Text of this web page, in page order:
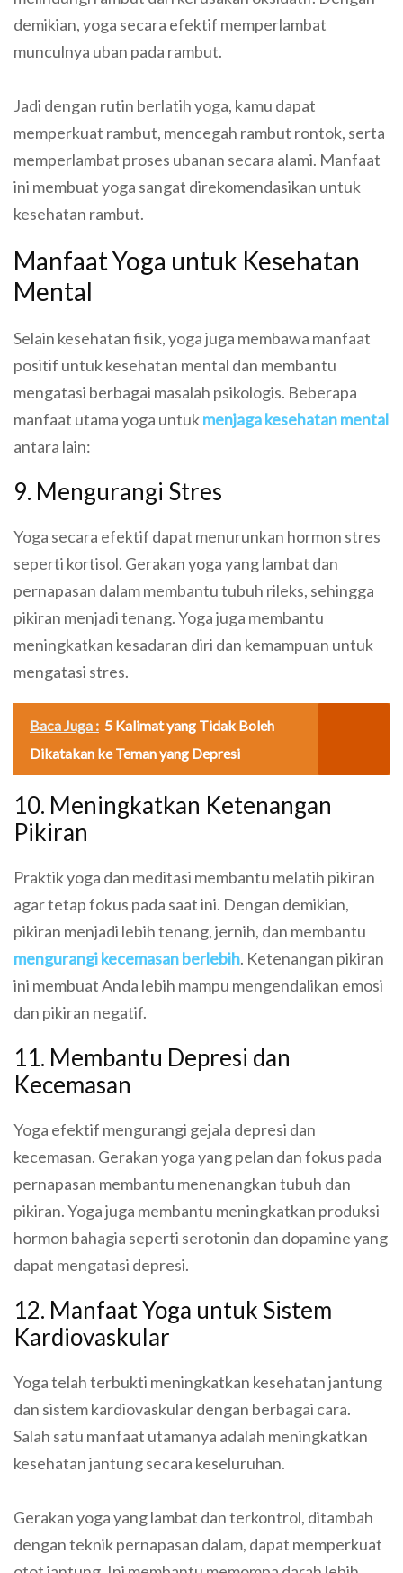
demikian, yoga secara efektif memperlambat
munculnya uban pada rambut.
Jadi dengan rutin berlatih yoga, kamu dapat
memperkuat rambut, mencegah rambut rontok, serta
memperlambat proses ubanan secara alami. Manfaat
ini membuat yoga sangat direkomendasikan untuk
kesehatan rambut.
Manfaat Yoga untuk Kesehatan
Mental
Selain kesehatan fisik, yoga juga membawa manfaat
positif untuk kesehatan mental dan membantu
mengatasi berbagai masalah psikologis. Beberapa
manfaat utama yoga untukmenjaga kesehatan mental
antara lain:
9. Mengurangi Stres
Yoga secara efektif dapat menurunkan hormon stres
seperti kortisol. Gerakan yoga yang lambat dan
pernapasan dalam membantu tubuh rileks, sehingga
pikiran menjadi tenang. Yoga juga membantu
meningkatkan kesadaran diri dan kemampuan untuk
mengatasi stres.
Baca Juga : 5 Kalimat yang Tidak Boleh
Dikatakan ke Teman yang Depresi
10. Meningkatkan Ketenangan
Pikiran
Praktik yoga dan meditasi membantu melatih pikiran
agar tetap fokus pada saat ini. Dengan demikian,
pikiran menjadi lebih tenang, jernih, dan membantu
mengurangi kecemasan berlebih. Ketenangan pikiran
ini membuat Anda lebih mampu mengendalikan emosi
dan pikiran negatif.
11. Membantu Depresi dan
Kecemasan
Yoga efektif mengurangi gejala depresi dan
kecemasan. Gerakan yoga yang pelan dan fokus pada
pernapasan membantu menenangkan tubuh dan
pikiran. Yoga juga membantu meningkatkan produksi
hormon bahagia seperti serotonin dan dopamine yang
dapat mengatasi depresi.
12. Manfaat Yoga untuk Sistem
Kardiovaskular
Yoga telah terbukti meningkatkan kesehatan jantung
dan sistem kardiovaskular dengan berbagai cara.
Salah satu manfaat utamanya adalah meningkatkan
kesehatan jantung secara keseluruhan.
Gerakan yoga yang lambat dan terkontrol, ditambah
dengan teknik pernapasan dalam, dapat memperkuat